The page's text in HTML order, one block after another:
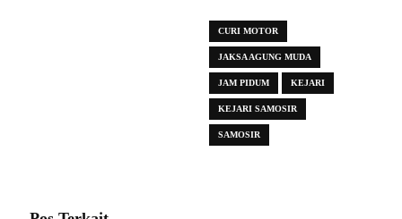
CURI MOTOR
JAKSA AGUNG MUDA
JAM PIDUM KEJARI
KEJARI SAMOSIR
SAMOSIR